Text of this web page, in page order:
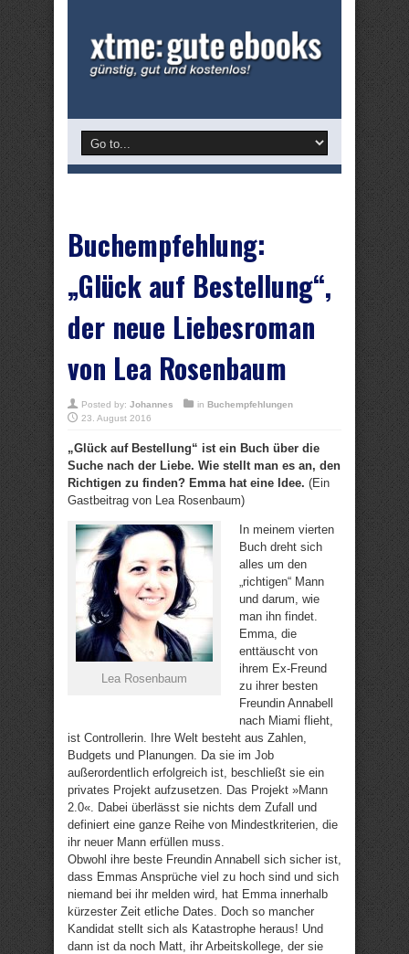
Buchempfehlung:
„Glück auf Bestellung“,
der neue Liebesroman
von Lea Rosenbaum
Posted by: Johannes in Buchempfehlungen
23. August 2016
„Glück auf Bestellung“ ist ein Buch über die
Suche nach der Liebe. Wie stellt man es an, den
Richtigen zu finden? Emma hat eine Idee. (Ein
Gastbeitrag von Lea Rosenbaum)
Lea Rosenbaum
In meinem vierten
Buch dreht sich
alles um den
„richtigen“ Mann
und darum, wie
man ihn findet.
Emma, die
enttäuscht von
ihrem Ex-Freund
zu ihrer besten
Freundin Annabell
nach Miami flieht,
ist Controllerin. Ihre Welt besteht aus Zahlen,
Budgets und Planungen. Da sie im Job
außerordentlich erfolgreich ist, beschließt sie ein
privates Projekt aufzusetzen. Das Projekt »Mann
2.0«. Dabei überlässt sie nichts dem Zufall und
definiert eine ganze Reihe von Mindestkriterien, die
ihr neuer Mann erfüllen muss.
Obwohl ihre beste Freundin Annabell sich sicher ist,
dass Emmas Ansprüche viel zu hoch sind und sich
niemand bei ihr melden wird, hat Emma innerhalb
kürzester Zeit etliche Dates. Doch so mancher
Kandidat stellt sich als Katastrophe heraus! Und
dann ist da noch Matt, ihr Arbeitskollege, der sie